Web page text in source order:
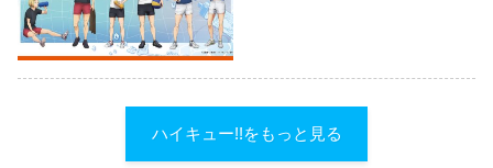
ハイキュー!!をもっと見る